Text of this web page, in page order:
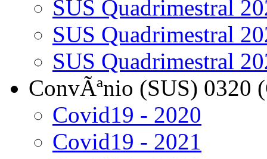
SUS Quadrimestral
SUS Quadrimestral
SUS Quadrimestral
ConvÃªnio (SUS) 0320
Covid19 - 2020
Covid19 - 2021